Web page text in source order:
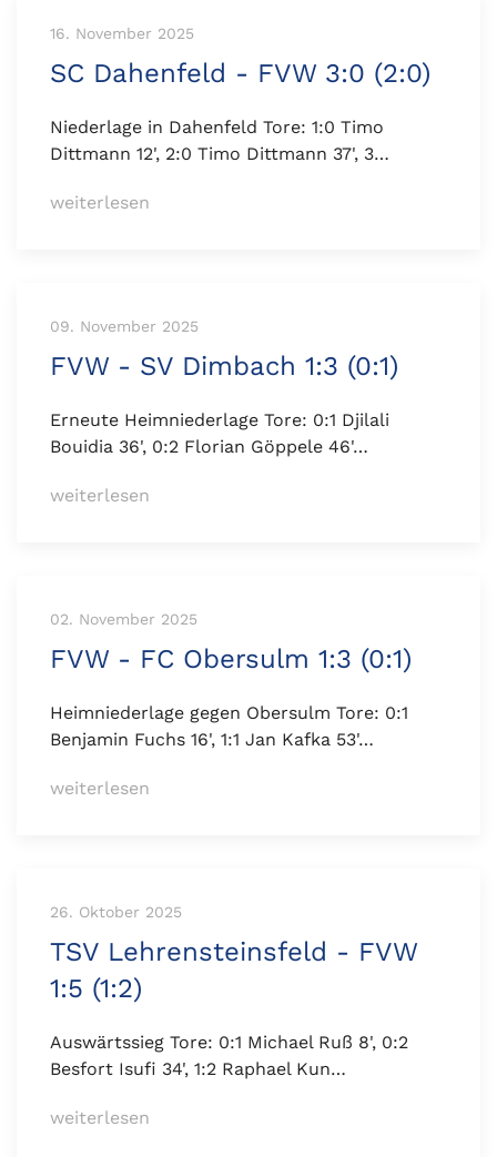
16. November 2025
SC Dahenfeld - FVW 3:0 (2:0)
Niederlage in Dahenfeld Tore: 1:0 Timo
Dittmann 12', 2:0 Timo Dittmann 37', 3…
weiterlesen
09. November 2025
FVW - SV Dimbach 1:3 (0:1)
Erneute Heimniederlage Tore: 0:1 Djilali
Bouidia 36', 0:2 Florian Göppele 46'…
weiterlesen
02. November 2025
FVW - FC Obersulm 1:3 (0:1)
Heimniederlage gegen Obersulm Tore: 0:1
Benjamin Fuchs 16', 1:1 Jan Kafka 53'…
weiterlesen
26. Oktober 2025
TSV Lehrensteinsfeld - FVW
1:5 (1:2)
Auswärtssieg Tore: 0:1 Michael Ruß 8', 0:2
Besfort Isufi 34', 1:2 Raphael Kun…
weiterlesen